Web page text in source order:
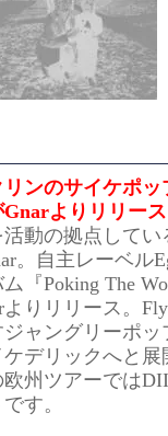
ンのサイケポ
よりリリー
動の拠点してい
。自主レーベル
『Poking The
よりリリース。
ジャングリーポ
デリックへと
州ツアーでは
す。